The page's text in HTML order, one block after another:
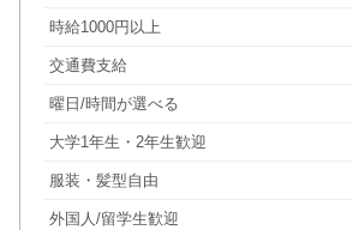
時給1000円以上
交通費支給
曜日/時間が選べる
大学1年生・2年生歓迎
服装・髪型自由
外国人/留学生歓迎